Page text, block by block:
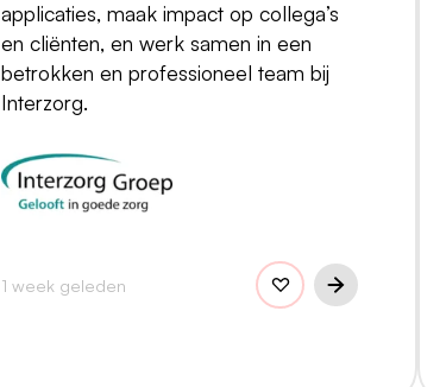
applicaties, maak impact op collega’s
en cliënten, en werk samen in een
betrokken en professioneel team bij
Interzorg.
1 week geleden